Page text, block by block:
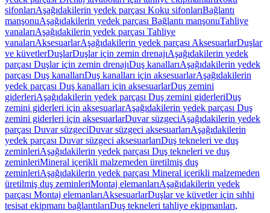
sifonlarıAşağıdakilerin yedek parçası Koku sifonlarıBağlantı
manşonuAşağıdakilerin yedek parçası Bağlantı manşonuTahliye
vanalarıAşağıdakilerin yedek parçası Tahliye
vanalarıAksesuarlarAşağıdakilerin yedek parçası AksesuarlarDuşlar
ve küvetlerDuşlarDuşlar için zemin drenajıAşağıdakilerin yedek
parçası Duşlar için zemin drenajıDuş kanallarıAşağıdakilerin yedek
parçası Duş kanallarıDuş kanalları için aksesuarlarAşağıdakilerin
yedek parçası Duş kanalları için aksesuarlarDuş zemini
giderleriAşağıdakilerin yedek parçası Duş zemini giderleriDuş
zemini giderleri için aksesuarlarAşağıdakilerin yedek parçası Duş
zemini giderleri için aksesuarlarDuvar süzgeciAşağıdakilerin yedek
parçası Duvar süzgeciDuvar süzgeci aksesuarlarıAşağıdakilerin
yedek parçası Duvar süzgeci aksesuarlarıDuş tekneleri ve duş
zeminleriAşağıdakilerin yedek parçası Duş tekneleri ve duş
zeminleriMineral içerikli malzemeden üretilmiş duş
zeminleriAşağıdakilerin yedek parçası Mineral içerikli malzemeden
üretilmiş duş zeminleriMontaj elemanlarıAşağıdakilerin yedek
parçası Montaj elemanlarıAksesuarlarDuşlar ve küvetler için sıhhi
tesisat ekipmanı bağlantılarıDuş tekneleri tahliye ekipmanları,